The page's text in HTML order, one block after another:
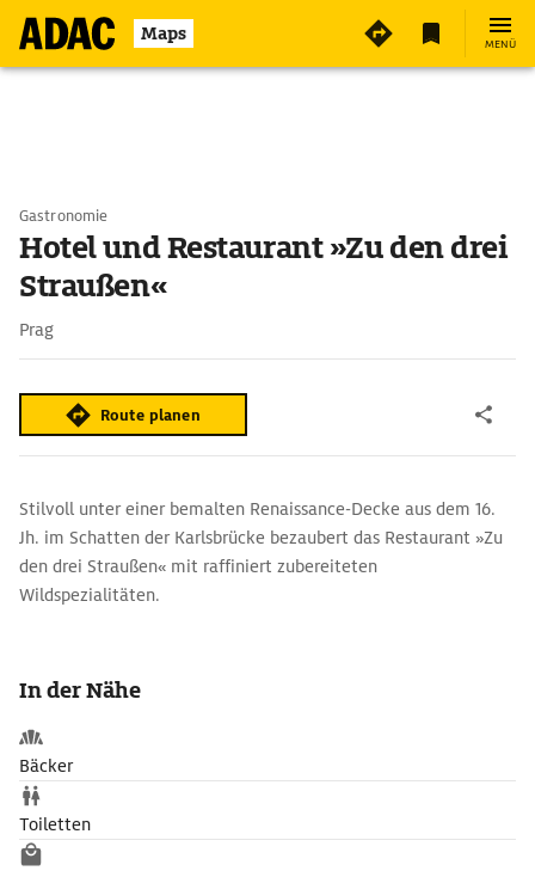
Maps MENÜ
Gastronomie
Hotel und Restaurant »Zu den drei
Straußen«
Prag
Route planen
Stilvoll unter einer bemalten Renaissance-Decke aus dem 16.
Jh. im Schatten der Karlsbrücke bezaubert das Restaurant »Zu
den drei Straußen« mit raffiniert zubereiteten
Wildspezialitäten.
In der Nähe
Bäcker
Toiletten